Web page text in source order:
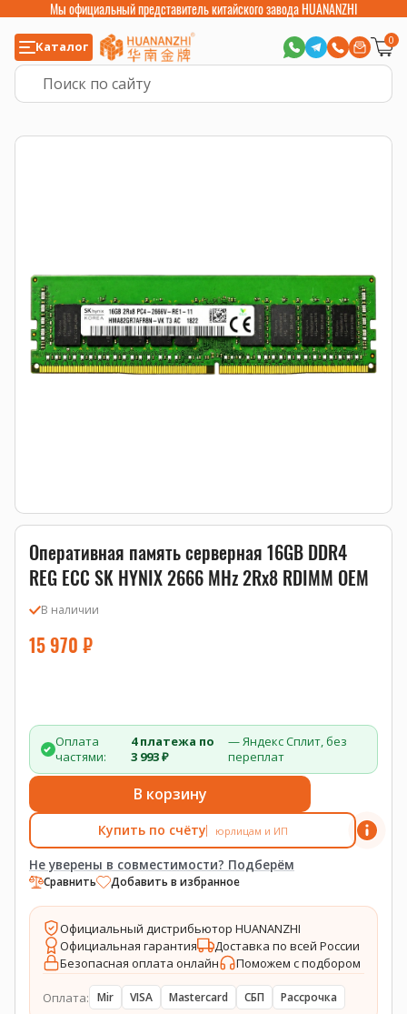
Мы официальный представитель китайского завода HUANANZHI
Каталог 0
Оперативная память серверная 16GB DDR4
REG ECC SK HYNIX 2666 MHz 2Rx8 RDIMM OEM
В наличии
15 970 ₽
Оплата
частями:
4 платежа по
3 993 ₽
— Яндекс Сплит, без
переплат
В корзину
Купить по счёту юрлицам и ИП
Не уверены в совместимости? Подберём
Сравнить Добавить в избранное
Официальный дистрибьютор HUANANZHI
Официальная гарантия
Доставка по всей России
Безопасная оплата онлайн
Поможем с подбором
Оплата: Mir VISA Mastercard СБП Рассрочка